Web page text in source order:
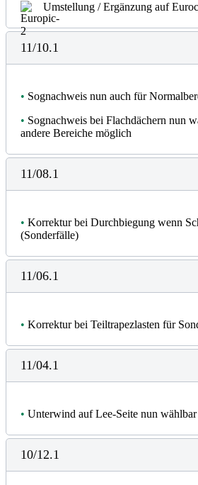
Umstellung / Ergänzung auf
11/10.1
• Sognachweis nun auch für
• Sognachweis bei Flachdächern nun
andere Bereiche möglich
11/08.1
• Korrektur bei Durchbiegung wenn
(Sonderfälle)
11/06.1
• Korrektur bei Teiltrapezlasten für
11/04.1
• Unterwind auf Lee-Seite nun
10/12.1